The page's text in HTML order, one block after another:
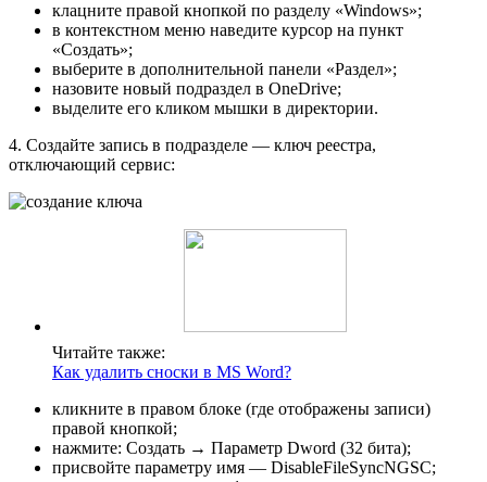
клацните правой кнопкой по разделу «Windows»;
в контекстном меню наведите курсор на пункт
«Создать»;
выберите в дополнительной панели «Раздел»;
назовите новый подраздел в OneDrive;
выделите его кликом мышки в директории.
4. Создайте запись в подразделе — ключ реестра,
отключающий сервис:
Читайте также:
Как удалить сноски в MS Word?
кликните в правом блоке (где отображены записи)
правой кнопкой;
нажмите: Создать → Параметр Dword (32 бита);
присвойте параметру имя — DisableFileSyncNGSC;